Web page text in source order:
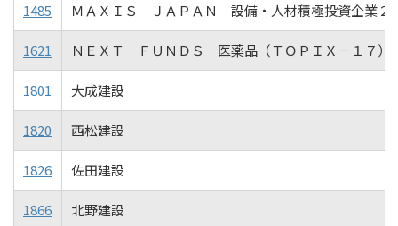
1485 ＭＡＸＩＳ ＪＡＰＡＮ 設備・人材積極投資企業２
1621 ＮＥＸＴ ＦＵＮＤＳ 医薬品（ＴＯＰＩＸ－１７）
1801 大成建設
1820 西松建設
1826 佐田建設
1866 北野建設